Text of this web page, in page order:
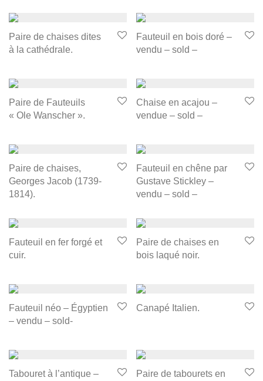
Paire de chaises dites
à la cathédrale.
Fauteuil en bois doré –
vendu – sold –
Paire de Fauteuils
« Ole Wanscher ».
Chaise en acajou –
vendue – sold –
Paire de chaises,
Georges Jacob (1739-
1814).
Fauteuil en chêne par
Gustave Stickley –
vendu – sold –
Fauteuil en fer forgé et
cuir.
Paire de chaises en
bois laqué noir.
Fauteuil néo – Égyptien
– vendu – sold-
Canapé Italien.
Tabouret à l’antique –
Paire de tabourets en